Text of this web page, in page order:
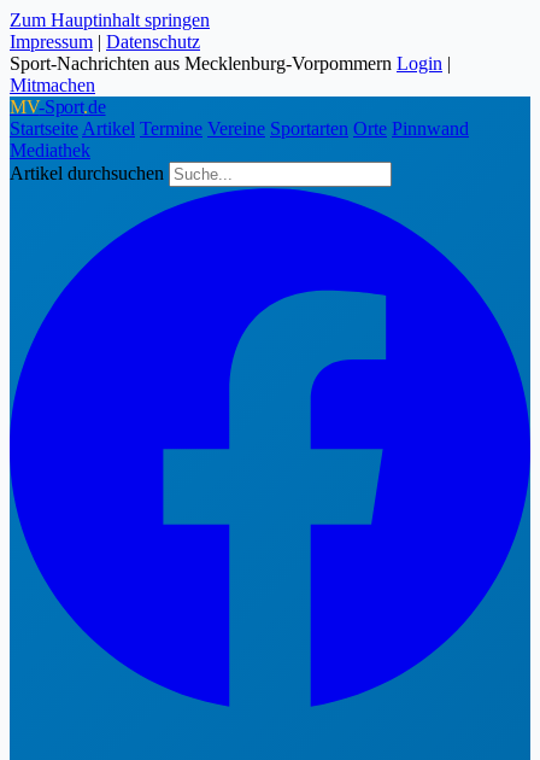
Zum Hauptinhalt springen
Impressum | Datenschutz
Sport-Nachrichten aus Mecklenburg-Vorpommern Login |
Mitmachen
MV-Sport.de
Startseite Artikel Termine Vereine Sportarten Orte Pinnwand
Mediathek
Artikel durchsuchen